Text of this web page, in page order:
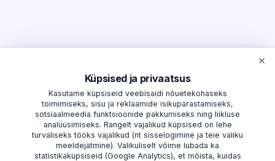
×
Küpsised ja privaatsus
Kasutame küpsiseid veebisaidi nõuetekohaseks
toimimiseks, sisu ja reklaamide isikupärastamiseks,
sotsiaalmeedia funktsioonide pakkumiseks ning liikluse
analüüsimiseks. Rangelt vajalikud küpsised on lehe
turvaliseks tööks vajalikud (nt sisselogimine ja teie valiku
meeldejätmine). Valikuliselt võime lubada ka
statistikaküpsiseid (Google Analytics), et mõista, kuidas